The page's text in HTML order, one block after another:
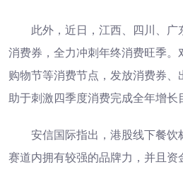
此外，近日，江西、四川、广
消费券，全力冲刺年终消费旺季
购物节等消费节点，发放消费券
助于刺激四季度消费完成全年增长
安信国际指出，港股线下餐饮
赛道内拥有较强的品牌力，并且资